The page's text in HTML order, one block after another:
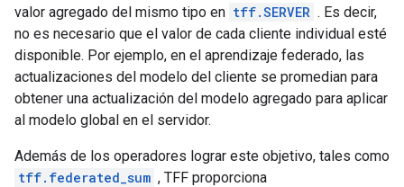
valor agregado del mismo tipo en tff.SERVER . Es decir,
no es necesario que el valor de cada cliente individual esté
disponible. Por ejemplo, en el aprendizaje federado, las
actualizaciones del modelo del cliente se promedian para
obtener una actualización del modelo agregado para aplicar
al modelo global en el servidor.
Además de los operadores lograr este objetivo, tales como
tff.federated_sum , TFF proporciona